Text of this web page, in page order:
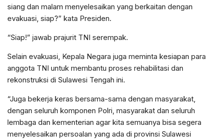
siang dan malam menyelesaikan yang berkaitan dengan
evakuasi, siap?” kata Presiden.
“Siap!” jawab prajurit TNI serempak.
Selain evakuasi, Kepala Negara juga meminta kesiapan para
anggota TNI untuk membantu proses rehabilitasi dan
rekonstruksi di Sulawesi Tengah ini.
“Juga bekerja keras bersama-sama dengan masyarakat,
dengan seluruh komponen Polri, masyarakat dan seluruh
lembaga dan kementerian agar kita semuanya bisa segera
menyelesaikan persoalan yang ada di provinsi Sulawesi